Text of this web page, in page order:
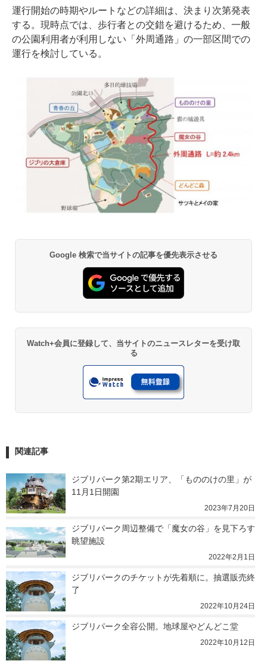
運行開始の時期やルートなどの詳細は、決まり次第発表
する。現時点では、歩行者との交錯を避けるため、一般
の公園利用者が利用しない「外周通路」の一部区間での
運行を検討している。
Google 検索で当サイトの記事を優先表示させる
Watch+会員に登録して、当サイトのニュースレターを受け取
る
関連記事
ジブリパーク第2期エリア、「もののけの里」が
11月1日開園
2023年7月20日
ジブリパーク周辺整備で「魔女の谷」を見下ろす
眺望施設
2022年2月1日
ジブリパークのチケットが先着順に。抽選販売終
了
2022年10月24日
ジブリパーク全容公開。地球屋やどんどこ堂
2022年10月12日